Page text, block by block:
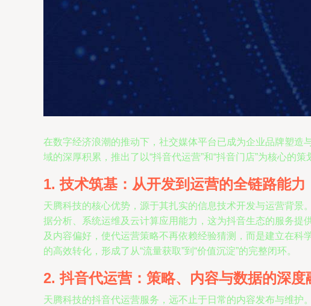
在数字经济浪潮的推动下，社交媒体平台已成为企业品牌塑
域的深厚积累，推出了以“抖音代运营”和“抖音门店”为核心的
1. 技术筑基：从开发到运营的全链路能力
天腾科技的核心优势，源于其扎实的信息技术开发与运营背
据分析、系统运维及云计算应用能力，这为抖音生态的服务
及内容偏好，使代运营策略不再依赖经验猜测，而是建立在
的高效转化，形成了从“流量获取”到“价值沉淀”的完整闭环。
2. 抖音代运营：策略、内容与数据的深度
天腾科技的抖音代运营服务，远不止于日常的内容发布与维护